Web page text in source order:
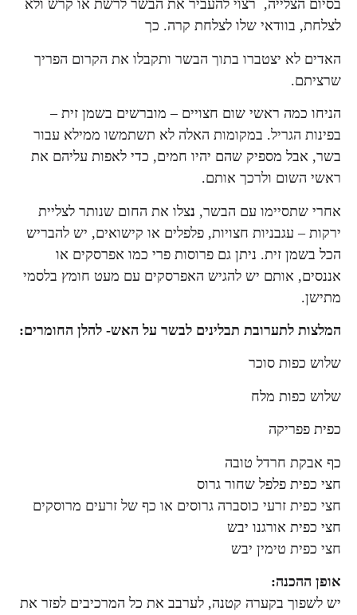
בסיום הצלייה, רצוי להעביר את הבשר לרשת או קרש ולא
לצלחת, בוודאי שלו לצלחת קרה. כך
האדים לא יצטברו בתוך הבשר ותקבלו את הקרום הפריך
שרציתם.
הניחו כמה ראשי שום חצויים – מוברשים בשמן זית –
בפינות הגריל. במקומות האלה לא תשתמשו ממילא עבור
בשר, אבל מספיק שהם יהיו חמים, כדי לאפות עליהם את
ראשי השום ולרכך אותם.
אחרי שתסיימו עם הבשר,נצלו את החום שנותר לצליית
ירקות – עגבניות חצויות, פלפלים או קישואים, יש להבריש
הכל בשמן זית. ניתן גם פרוסות פרי כמו אפרסקים או
אננסים, אותם יש להגיש האפרסקים עם מעט חומץ בלסמי
מתישן.
המלצות לתערובת תבלינים לבשר על האש- להלן החומרים:
שלוש כפות סוכר
שלוש כפות מלח
כפית פפריקה
כף אבקת חרדל טובה
חצי כפית פלפל שחור גרוס
חצי כפית זרעי כוסברה גרוסים או כף של זרעים מרוסקים
חצי כפית אורגנו יבש
חצי כפית טימין יבש
אופן ההכנה:
יש לשפוך בקערה קטנה, לערבב את כל המרכיבים לפזר את